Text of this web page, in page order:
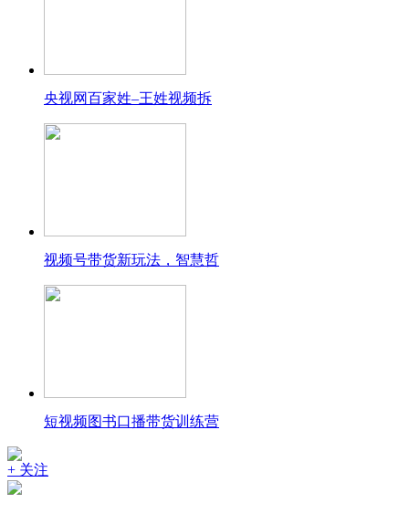
央视网百家姓–王姓视频拆
视频号带货新玩法，智慧哲
短视频图书口播带货训练营
+ 关注